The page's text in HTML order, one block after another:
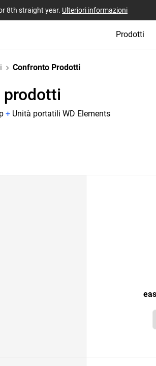
8th straight year. Ulteriori informazioni
Prodotti
Confronto Prodotti
prodotti
+ Unità portatili WD Elements